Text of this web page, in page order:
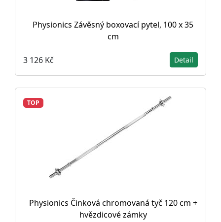
Physionics Závěsný boxovací pytel, 100 x 35
cm
3 126 Kč Detail
TOP
Physionics Činková chromovaná tyč 120 cm +
hvězdicové zámky